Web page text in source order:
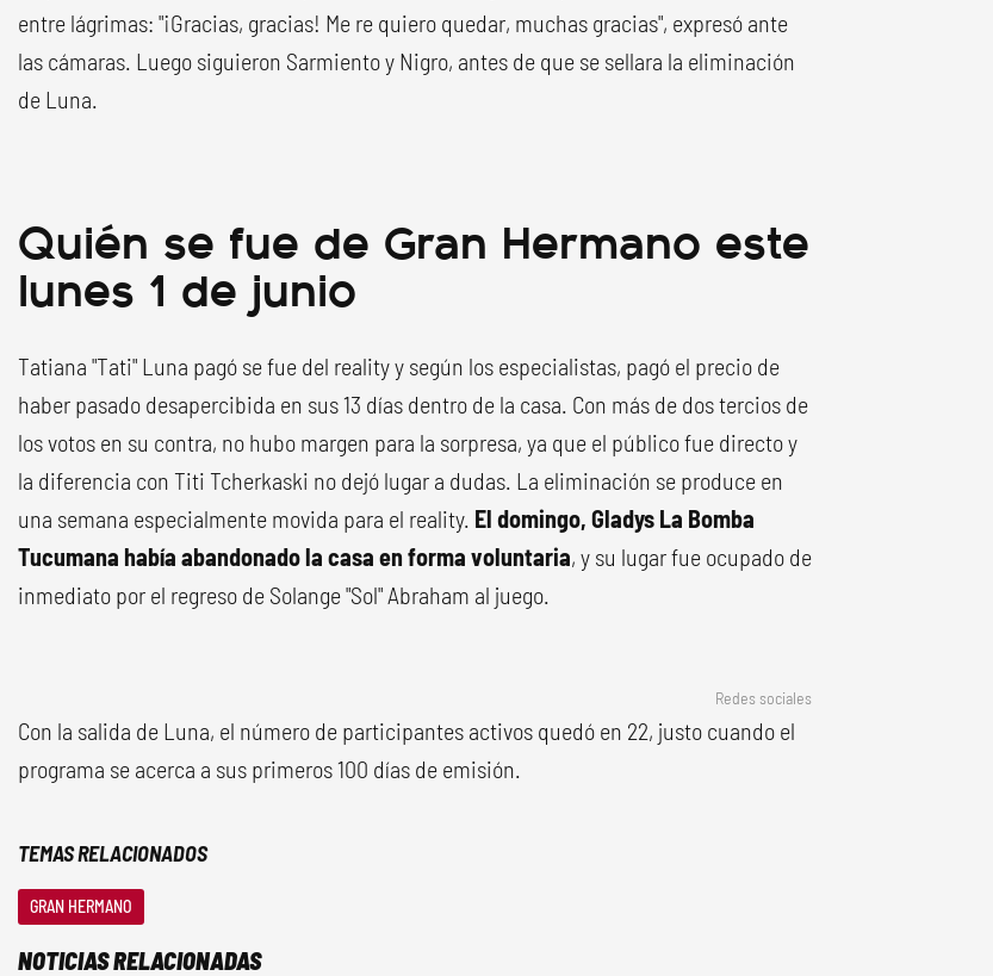
entre lágrimas: "¡Gracias, gracias! Me re quiero quedar, muchas gracias", expresó ante
las cámaras. Luego siguieron Sarmiento y Nigro, antes de que se sellara la eliminación
de Luna.
Quién se fue de Gran Hermano este
lunes 1 de junio
Tatiana "Tati" Luna pagó se fue del reality y según los especialistas, pagó el precio de
haber pasado desapercibida en sus 13 días dentro de la casa. Con más de dos tercios de
los votos en su contra, no hubo margen para la sorpresa, ya que el público fue directo y
la diferencia con Titi Tcherkaski no dejó lugar a dudas. La eliminación se produce en
una semana especialmente movida para el reality. El domingo, Gladys La Bomba
Tucumana había abandonado la casa en forma voluntaria, y su lugar fue ocupado de
inmediato por el regreso de Solange "Sol" Abraham al juego.
Redes sociales
Con la salida de Luna, el número de participantes activos quedó en 22, justo cuando el
programa se acerca a sus primeros 100 días de emisión.
TEMAS RELACIONADOS
GRAN HERMANO
NOTICIAS RELACIONADAS